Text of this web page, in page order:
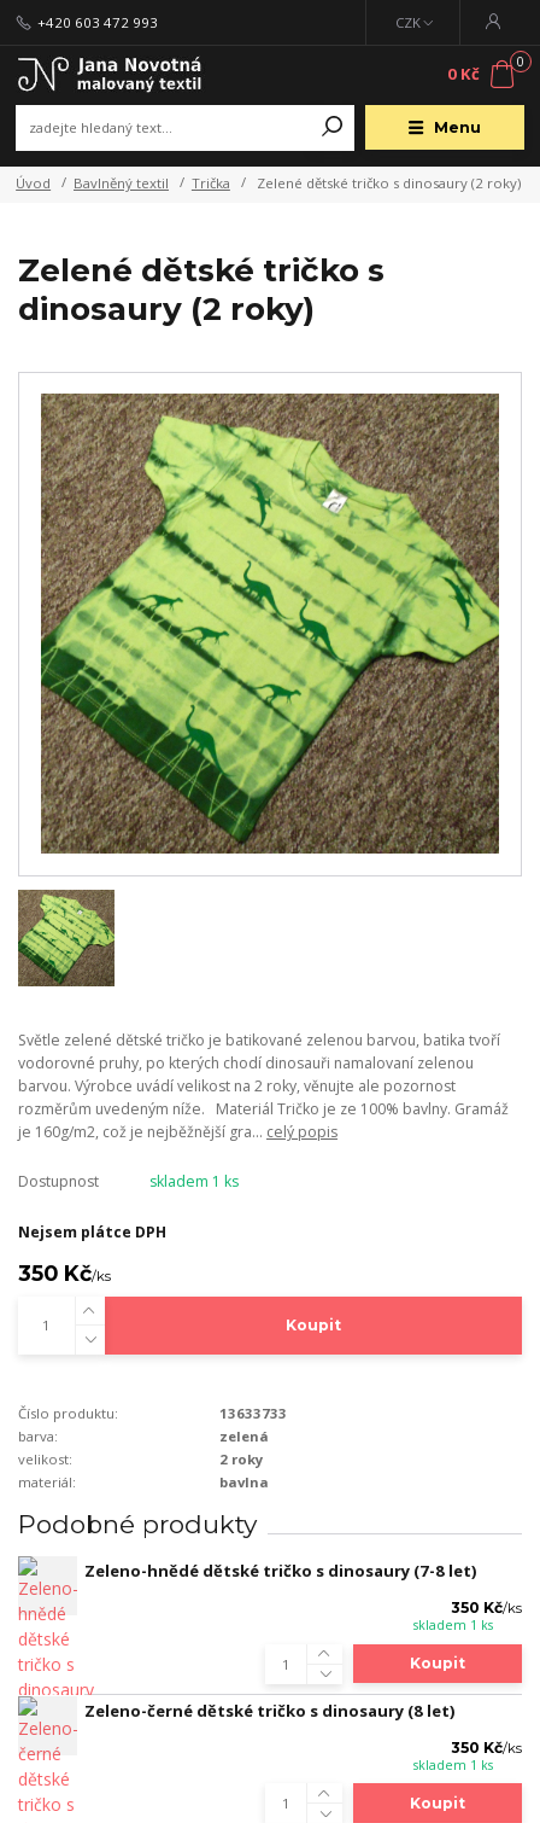
Menu
CZK
+420 603 472 993
0
0 Kč
Úvod Bavlněný textil Trička Zelené dětské tričko s dinosaury (2 roky)
Zelené dětské tričko s
dinosaury (2 roky)
Světle zelené dětské tričko je batikované zelenou barvou, batika tvoří
vodorovné pruhy, po kterých chodí dinosauři namalovaní zelenou
barvou. Výrobce uvádí velikost na 2 roky, věnujte ale pozornost
rozměrům uvedeným níže. Materiál Tričko je ze 100% bavlny. Gramáž
je 160g/m2, což je nejběžnější gra... celý popis
Dostupnost skladem 1 ks
Nejsem plátce DPH
350 Kč/ks
Koupit
Číslo produktu:
13633733
barva:
zelená
velikost:
2 roky
materiál:
bavlna
Podobné produkty
Zeleno-hnědé dětské tričko s dinosaury (7-8 let)
350 Kč/ks
skladem 1 ks
Koupit
Zeleno-černé dětské tričko s dinosaury (8 let)
350 Kč/ks
skladem 1 ks
Koupit